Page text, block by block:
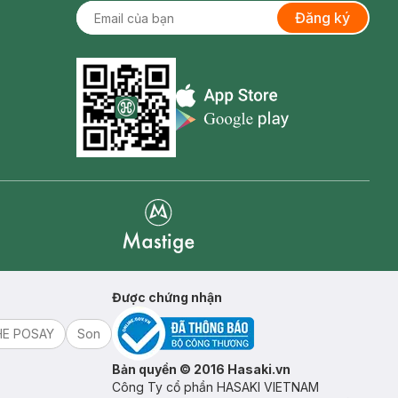
Đăng ký
Appstore icon
POSAY
Son
Được chứng nhận
Bản quyền © 2016 Hasaki.vn
Công Ty cổ phần HASAKI VIETNAM